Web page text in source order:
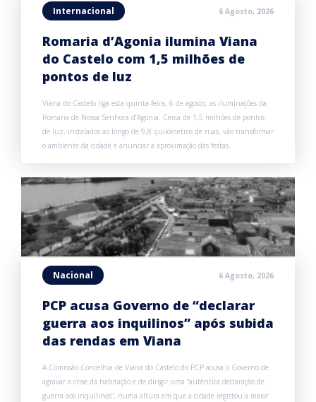
Internacional 6 Agosto, 2026
Romaria d’Agonia ilumina Viana
do Castelo com 1,5 milhões de
pontos de luz
Viana do Castelo liga esta quinta-feira, 6 de agosto, as iluminações da
Romaria de Nossa Senhora d’Agonia. Cerca de 1,5 milhões de pontos
de luz, instalados ao longo de 9,8 quilómetros de ruas, vão transformar
o ambiente da cidade e anunciar a aproximação das festas.
Nacional 6 Agosto, 2026
PCP acusa Governo de “declarar
guerra aos inquilinos” após subida
das rendas em Viana
A Comissão Concelhia de Viana do Castelo do PCP acusa o Governo de
agravar a crise da habitação e de dirigir uma “autêntica declaração de
guerra aos inquilinos”, numa altura em que a cidade registou a maior